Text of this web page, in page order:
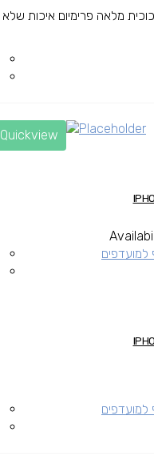
מלאה פרימיום איכות שלא
Quickview
למועדפים
למועדפים